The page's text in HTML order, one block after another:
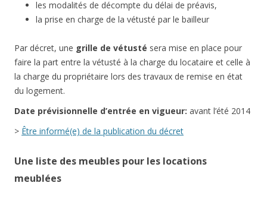
les modalités de décompte du délai de préavis,
la prise en charge de la vétusté par le bailleur
Par décret, une grille de vétusté sera mise en place pour
faire la part entre la vétusté à la charge du locataire et celle à
la charge du propriétaire lors des travaux de remise en état
du logement.
Date prévisionnelle d’entrée en vigueur: avant l’été 2014
> Être informé(e) de la publication du décret
Une liste des meubles pour les locations
meublées